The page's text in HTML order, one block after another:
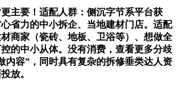
要！适配人群：侧沉字节系平台获
省力的中小拆企、当地建材门店。适配
商家（瓷砖、地板、卫浴等）、想做全
的中小从体。没有消费，查看更多分歧
内容”，同时具有复杂的拆修垂类达人资
放。